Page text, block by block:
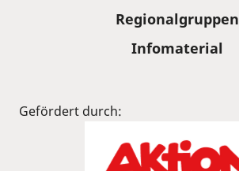
Regionalgruppen
Infomaterial
Gefördert durch: